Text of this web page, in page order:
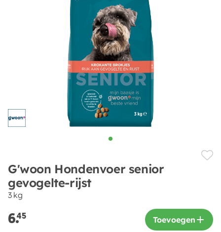
G'woon Hondenvoer senior
gevogelte-rijst
3 kg
6.45 Toevoegen